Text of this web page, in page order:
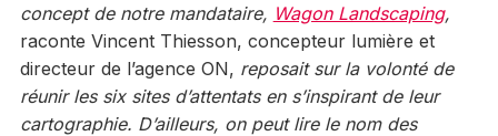
concept de notre mandataire, Wagon Landscaping,
raconte Vincent Thiesson, concepteur lumière et
directeur de l’agence ON, reposait sur la volonté de
réunir les six sites d’attentats en s’inspirant de leur
cartographie. D’ailleurs, on peut lire le nom des